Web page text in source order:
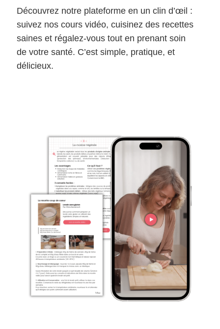
Découvrez notre plateforme en un clin d’œil :
suivez nos cours vidéo, cuisinez des recettes
saines et régalez-vous tout en prenant soin
de votre santé. C’est simple, pratique, et
délicieux.